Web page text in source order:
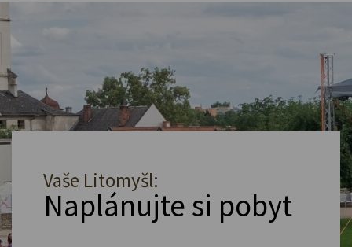
Vaše Litomyšl:
Naplánujte si pobyt